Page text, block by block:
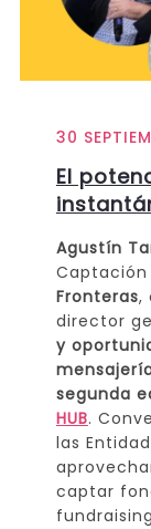
30
El
Agustín
Captación
Fronteras,
director
y
segunda
HUB.
las
captar